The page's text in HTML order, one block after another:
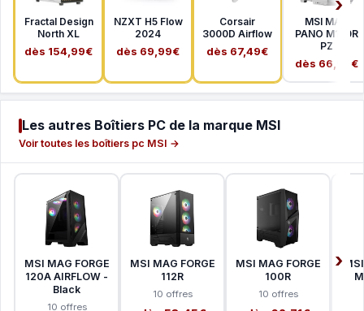
Fractal Design
North XL
dès 154,99€
NZXT H5 Flow
2024
dès 69,99€
Corsair
3000D Airflow
dès 67,49€
MSI MAG
PANO M100R
PZ
dès 66,99€
Les autres Boîtiers PC de la marque MSI
Voir toutes les boîtiers pc MSI →
MSI MAG FORGE
120A AIRFLOW -
Black
10 offres
MSI MAG FORGE
112R
10 offres
MSI MAG FORGE
100R
10 offres